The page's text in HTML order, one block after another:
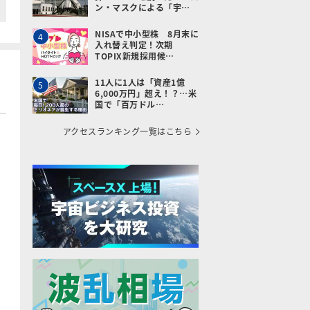
ン・マスクによる「宇…
4
NISAで中小型株 8月末に
入れ替え判定！次期
TOPIX新規採用候…
5
11人に1人は「資産1億
6,000万円」超え！？…米
国で「百万ドル…
アクセスランキング一覧はこちら